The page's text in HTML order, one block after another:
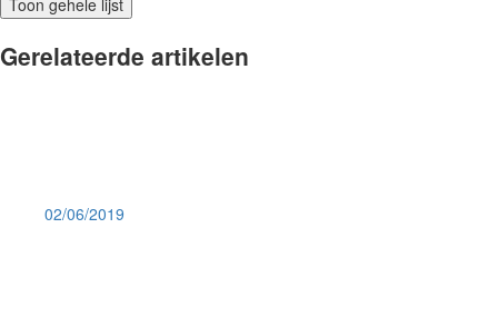
Toon gehele lijst
Gerelateerde artikelen
02/06/2019